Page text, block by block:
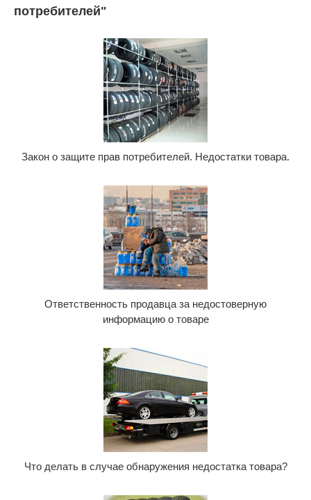
потребителей"
Закон о защите прав потребителей. Недостатки товара.
Ответственность продавца за недостоверную
информацию о товаре
Что делать в случае обнаружения недостатка товара?